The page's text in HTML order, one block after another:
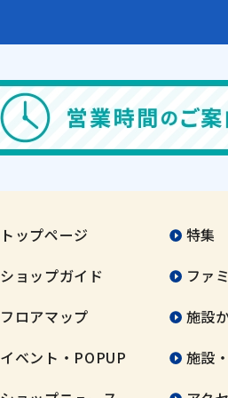
トップページ
ショップガイド
フロアマップ
イベント・POPUP
特集
ファ
施設
施設